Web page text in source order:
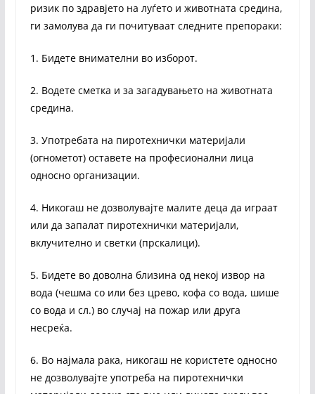
ризик по здравјето на луѓето и животната средина,
ги замолува да ги почитуваат следните препораки:
1. Бидете внимателни во изборот.
2. Водете сметка и за загадувањето на животната
средина.
3. Употребата на пиротехнички материјали
(огнометот) оставете на професионални лица
односно организации.
4. Никогаш не дозволувајте малите деца да играат
или да запалат пиротехнички материјали,
вклучително и светки (прскалици).
5. Бидете во доволна близина од некој извор на
вода (чешма со или без црево, кофа со вода, шише
со вода и сл.) во случај на пожар или друга
несреќа.
6. Во најмала рака, никогаш не користете односно
не дозволувајте употреба на пиротехнички